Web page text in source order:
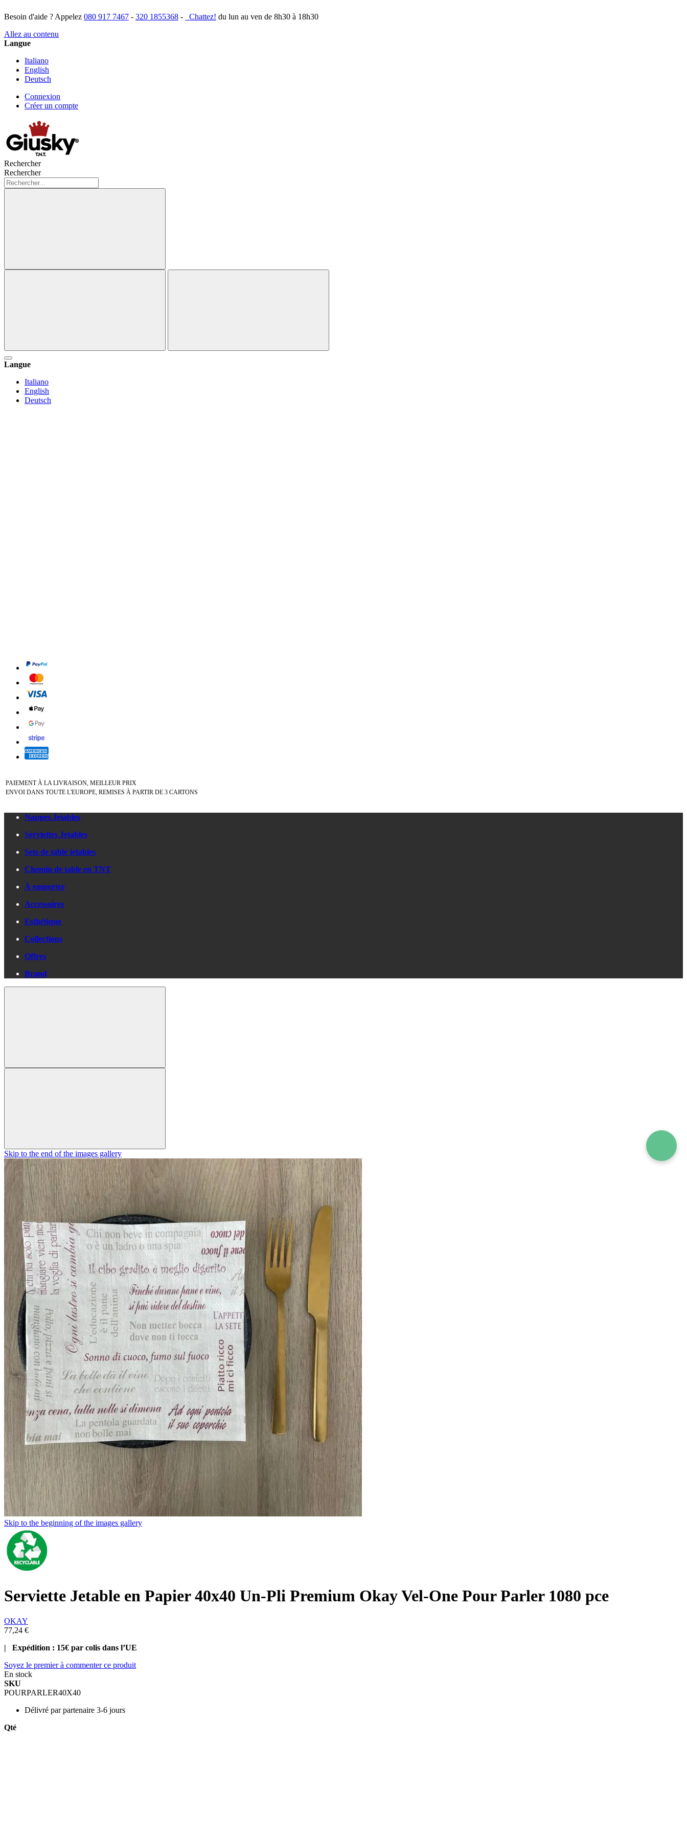
Besoin d'aide ? Appelez 080 917 7467 - 320 1855368 - Chattez! du lun au ven de 8h30 à 18h30
Allez au contenu
Langue
Italiano
English
Deutsch
Connexion
Créer un compte
Rechercher
Rechercher
Langue
Italiano
English
Deutsch
PAIEMENT À LA LIVRAISON, MEILLEUR PRIX
ENVOI DANS TOUTE L'EUROPE, REMISES À PARTIR DE 3 CARTONS
Nappes Jetables
Serviettes Jetables
Sets de table jetables
Chemin de table en TNT
À emporter
Accessoires
Esthétique
Collections
Offres
Brand
Skip to the end of the images gallery
Skip to the beginning of the images gallery
Serviette Jetable en Papier 40x40 Un-Pli Premium Okay Vel-One Pour Parler 1080 pce
OKAY
77,24 €
| Expédition : 15€ par colis dans l’UE
Soyez le premier à commenter ce produit
En stock
SKU
POURPARLER40X40
Délivré par partenaire 3-6 jours
Qté